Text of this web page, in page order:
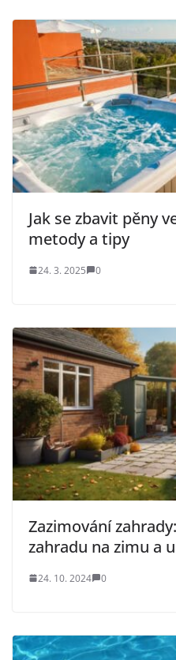
Jak se zbavit pěny
metody a tipy
24. 3. 2025 0
Zazimování
zahradu na zimu a
24. 10. 2024 0